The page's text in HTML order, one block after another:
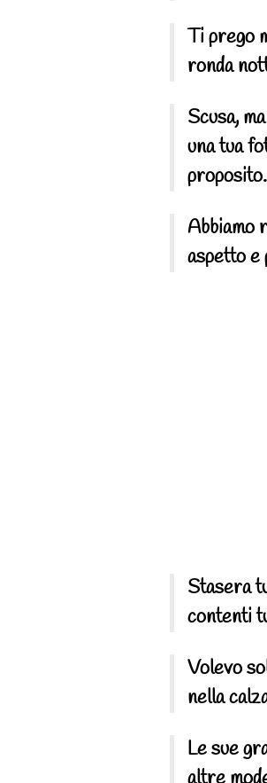
Ti prego
ronda
Scusa,
una tua
Abbiamo
aspetto e
Stasera
contenti
Volevo
nella
Le sue